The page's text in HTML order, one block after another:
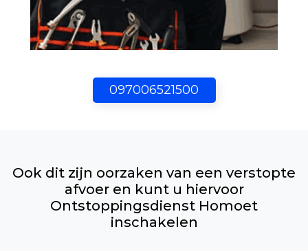
097006521500
Ook dit zijn oorzaken van een verstopte
afvoer en kunt u hiervoor
Ontstoppingsdienst Homoet
inschakelen